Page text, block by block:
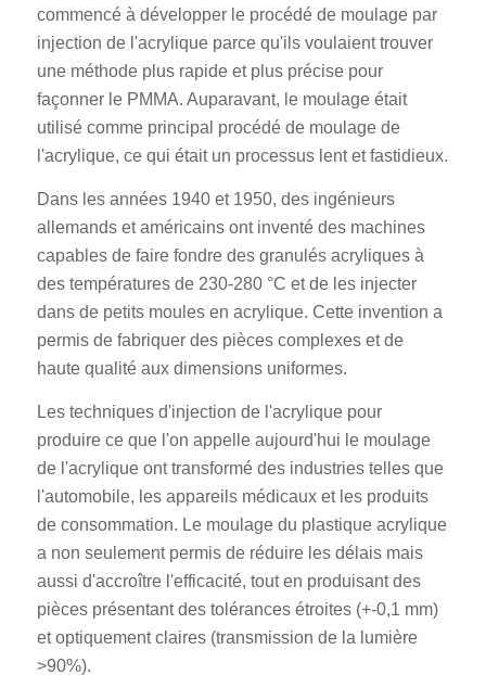
commencé à développer le procédé de moulage par
injection de l'acrylique parce qu'ils voulaient trouver
une méthode plus rapide et plus précise pour
façonner le PMMA. Auparavant, le moulage était
utilisé comme principal procédé de moulage de
l'acrylique, ce qui était un processus lent et fastidieux.
Dans les années 1940 et 1950, des ingénieurs
allemands et américains ont inventé des machines
capables de faire fondre des granulés acryliques à
des températures de 230-280 °C et de les injecter
dans de petits moules en acrylique. Cette invention a
permis de fabriquer des pièces complexes et de
haute qualité aux dimensions uniformes.
Les techniques d'injection de l'acrylique pour
produire ce que l'on appelle aujourd'hui le moulage
de l'acrylique ont transformé des industries telles que
l'automobile, les appareils médicaux et les produits
de consommation. Le moulage du plastique acrylique
a non seulement permis de réduire les délais mais
aussi d'accroître l'efficacité, tout en produisant des
pièces présentant des tolérances étroites (+-0,1 mm)
et optiquement claires (transmission de la lumière
>90%).